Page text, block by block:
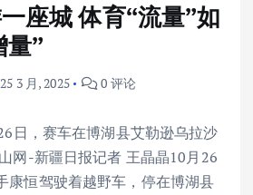
座城 体育“流量”如
量”
25 3 月, 2025 0 评论
日，赛车在博湖县艾勒逊乌拉沙
网-新疆日报记者 王晶晶10月26
康恒驾驶着越野车，停在博湖县